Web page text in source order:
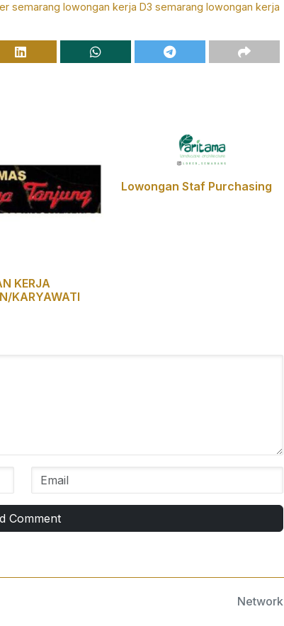
semarang lowongan kerja D3 semarang lowongan kerja
KERJA
KARYAWATI
Lowongan Staf Purchasing
Comment
Network